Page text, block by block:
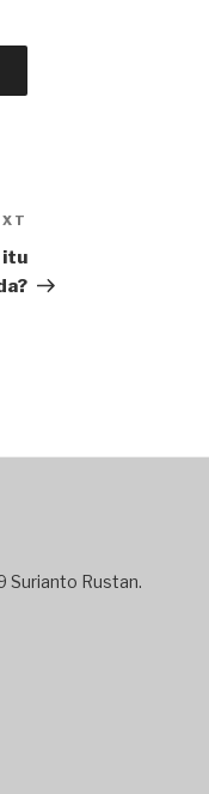
Post
itu
Surianto Rustan.